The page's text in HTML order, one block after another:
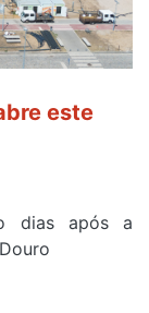
este
dias após a